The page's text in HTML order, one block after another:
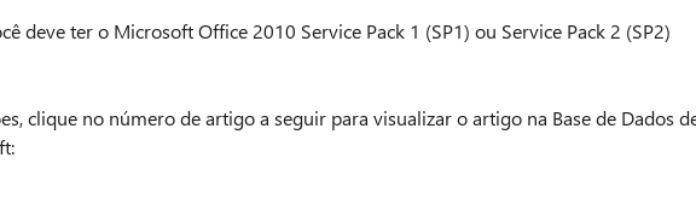
deve ter o Microsoft Office 2010 Service Pack 1 (SP1) ou Service Pack 2 (SP2)
clique no número de artigo a seguir para visualizar o artigo na Base de Dados